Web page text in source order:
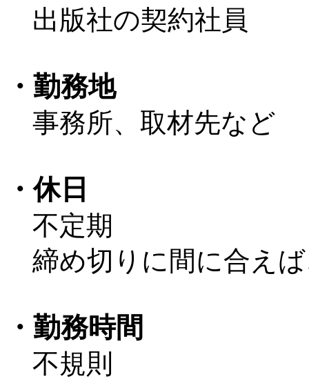
出版社の契約社員
・勤務地
事務所、取材先など
・休日
不定期
締め切りに間に合え
・勤務時間
不規則